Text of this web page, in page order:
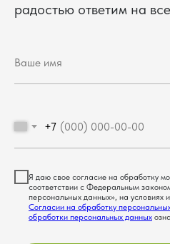
радостью ответим на
+7
Я даю свое согласие на обработку
соответствии с Федеральным
персональных данных», на условиях
Согласии на обработку
обработки персональных данных